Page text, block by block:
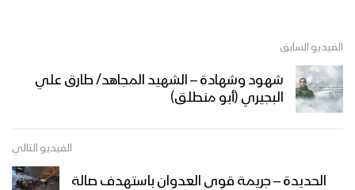
الفيديو السابق
شهود وشهادة – الشهيد المجاهد/ طارق علي
البجيري (أبو منطلق)
الفيديو التالي
الحديدة – جريمة قوى العدوان باستهدف صالة